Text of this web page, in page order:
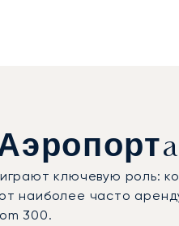
ключевую роль:
наиболее часто
300.